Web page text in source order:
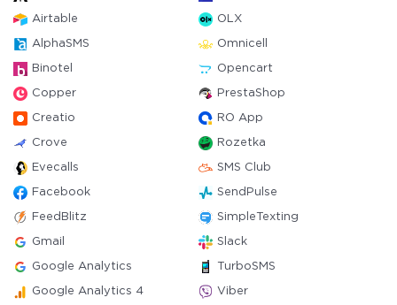
Airtable OLX
AlphaSMS Omnicell
Binotel Opencart
Copper PrestaShop
Creatio RO App
Crove Rozetka
Evecalls SMS Club
Facebook SendPulse
FeedBlitz SimpleTexting
Gmail Slack
Google Analytics TurboSMS
Google Analytics 4 Viber